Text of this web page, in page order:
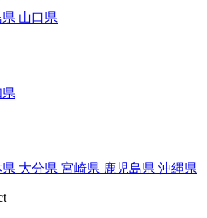
県 山口県
大分県 宮崎県 鹿児島県 沖縄県